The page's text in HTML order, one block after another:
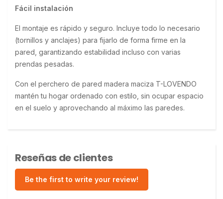
Fácil instalación
El montaje es rápido y seguro. Incluye todo lo necesario
(tornillos y anclajes) para fijarlo de forma firme en la
pared, garantizando estabilidad incluso con varias
prendas pesadas.
Con el perchero de pared madera maciza T-LOVENDO
mantén tu hogar ordenado con estilo, sin ocupar espacio
en el suelo y aprovechando al máximo las paredes.
Reseñas de clientes
Be the first to write your review!